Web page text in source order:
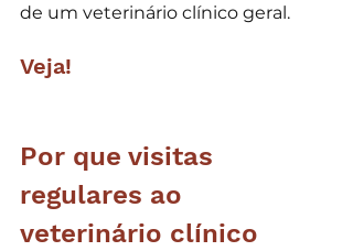
de um veterinário clínico geral.
Veja!
Por que visitas
regulares ao
veterinário clínico